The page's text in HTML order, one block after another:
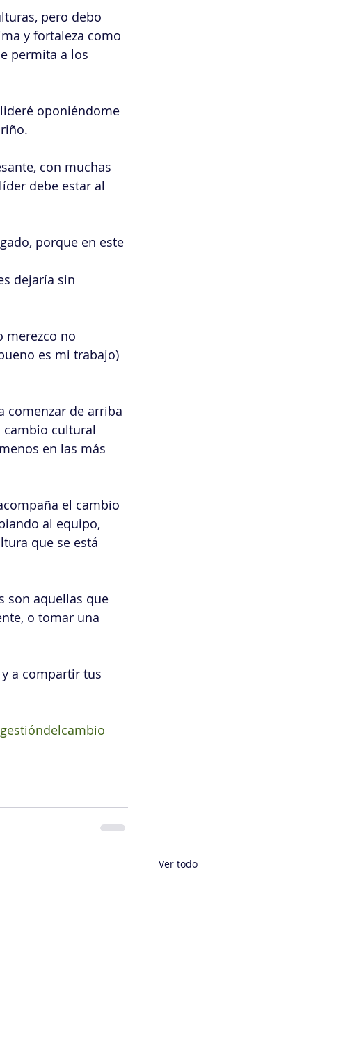
pero debo
y fortaleza como
permita a los
oponiéndome
con muchas
debe estar al
porque en este
dejaría sin
merezco no
es mi trabajo)
comenzar de arriba
cambio cultural
en las más
el cambio
al equipo,
que se está
son aquellas que
o tomar una
a compartir tus
Ver todo